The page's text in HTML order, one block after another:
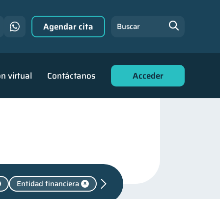
virtual Contáctanos Acceder
Agendar cita Buscar
Entidad financiera 8